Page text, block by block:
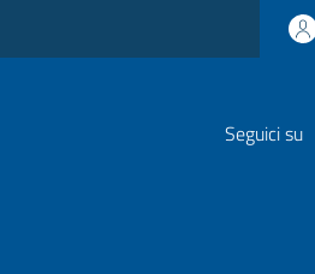
Seguici su